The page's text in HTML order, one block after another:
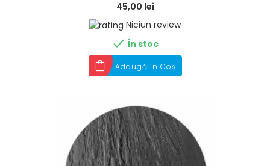
45,00 lei
Niciun review
 În stoc
Adaugă în Coș